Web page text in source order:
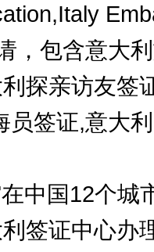
，包含意大
探亲访友签
员签证,意大
中国12个城
签证中心办